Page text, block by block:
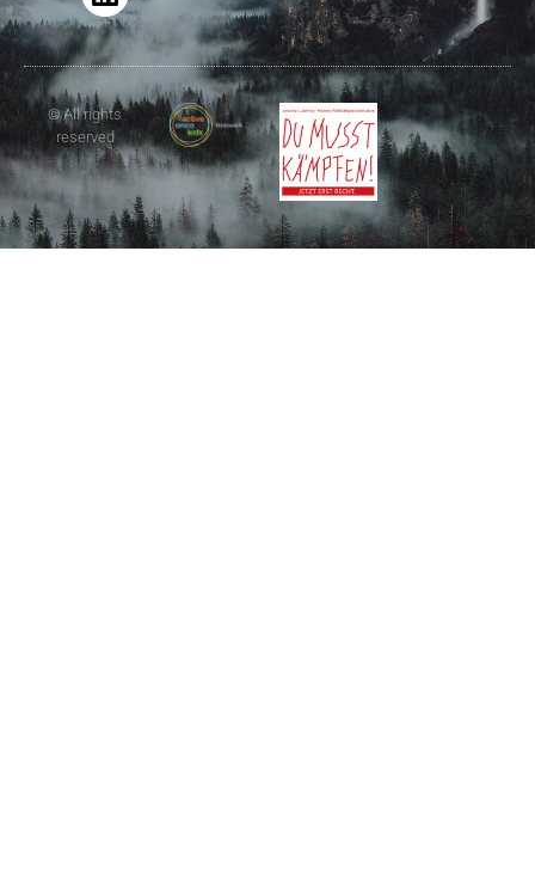
© All rights
reserved